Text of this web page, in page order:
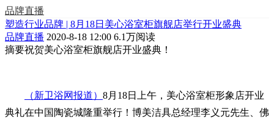
品牌直播
塑造行业品牌 | 8月18日美心浴室柜旗舰店举行开业盛典
品牌直播 2020-8-18 12:00 6.1万阅读
摘要祝贺美心浴室柜旗舰店开业盛典！
（新卫浴网报道） 8月18日上午，美心浴室柜形象店开业
典礼在中国陶瓷城隆重举行！博美洁具总经理李义元先生、佛